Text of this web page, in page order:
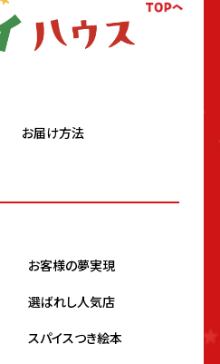
お届け方法
お客様の夢実現
選ばれし人気店
スパイスつき絵本